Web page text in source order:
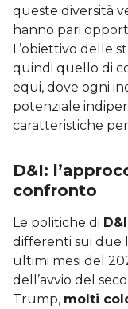
queste diversità
hanno pari
L’obiettivo delle
quindi quello di
equi, dove ogni
potenziale
caratteristiche
D&I:
confronto
Le politiche di D&I
differenti sui due
ultimi mesi del
dell’avvio del
Trump, molti